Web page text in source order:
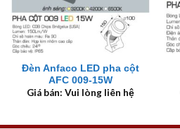
Đèn Anfaco LED pha cột
AFC 009-15W
Giá bán: Vui lòng liên hệ